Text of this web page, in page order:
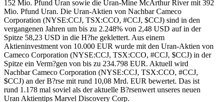
152 Mio. Pfund Uran sowie die Uran-Mine McArthur River mit 392
Mio. Pfund Uran. Die Uran-Aktien von Nachbar Cameco
Corporation (NYSE:CCJ, TSX:CCO, #CCJ, $CCJ) sind in den
vergangenen Jahren um bis zu 2.248% von 2,48 USD auf in der
Spitze 58,23 USD in die H?he geklettert. Aus einem
Aktieninvestment von 10.000 EUR wurde mit den Uran-Aktien von
Cameco Corporation (NYSE:CCJ, TSX:CCO, #CCJ, $CCJ) in der
Spitze ein Verm?gen von bis zu 234.798 EUR. Aktuell wird
Nachbar Cameco Corporation (NYSE:CCJ, TSX:CCO, #CCJ,
$CCJ) an der B?rse mit rund 10,08 Mrd. EUR bewertet. Das ist
rund 1.178 mal soviel als der aktuelle B?rsenwert unseres neuen
Uran Aktientips Marvel Discovery Corp.